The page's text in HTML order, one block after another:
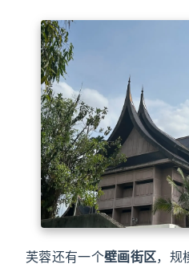
芙蓉还有一个壁画街区，规